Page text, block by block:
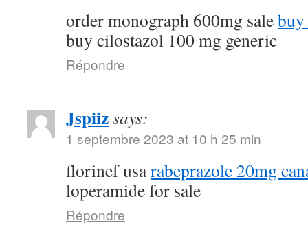
order monograph 600mg sale
buy cilostazol 100 mg generic
Répondre
Jspiizsays:
1 septembre 2023 at 10 h 25 min
florinef usarabeprazole 20mg
loperamide for sale
Répondre